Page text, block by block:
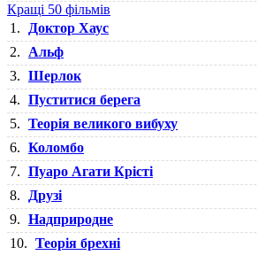
Кращі 50 фільмів
1.
Доктор Хаус
2.
Альф
3. Шерлок
4. Пуститися берега
5. Теорія великого вибуху
6. Коломбо
7. Пуаро Агати Крісті
8.
Друзі
9. Надприродне
10. Теорія брехні